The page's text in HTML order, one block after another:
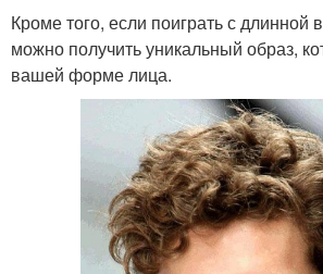
Кроме того, если поиграть с длинной
можно получить уникальный образ,
вашей форме лица.